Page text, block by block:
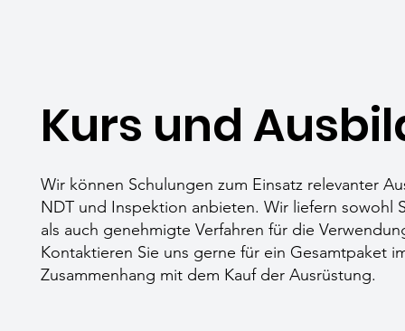
Kurs und
Wir können Schulungen zum Einsatz relevanter
NDT und Inspektion anbieten. Wir liefern sowohl
als auch genehmigte Verfahren für die
Kontaktieren Sie uns gerne für ein Gesamtpaket
Zusammenhang mit dem Kauf der Ausrüstung.